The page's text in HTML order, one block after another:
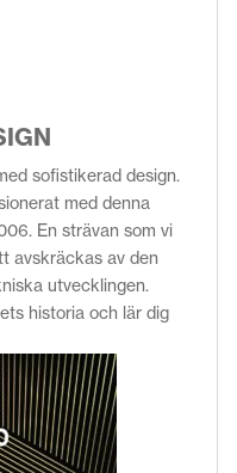
sofistikerad design.
med denna
En strävan som vi
avskräckas av den
utvecklingen.
historia och lär dig